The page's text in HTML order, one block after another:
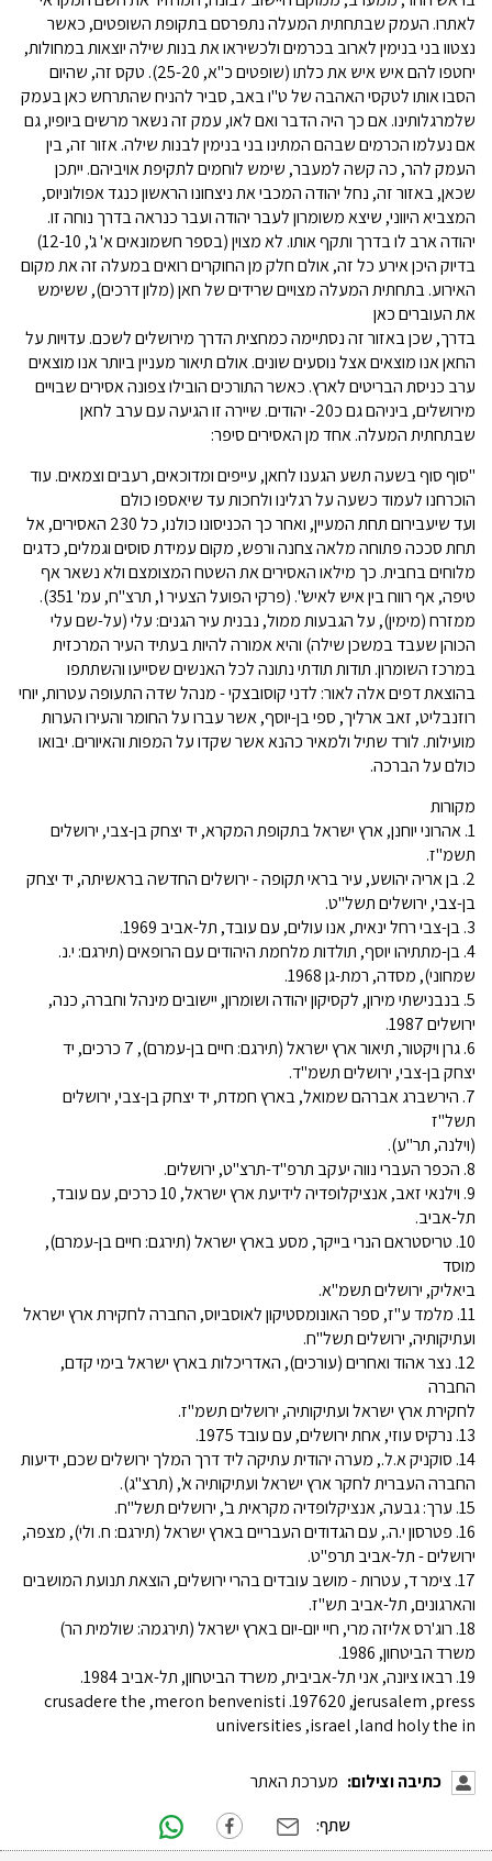
כתיבה וצילום: מערכת האתר
שתף:
לאתרו. העמק שבתחתית המעלה נתפרסם בתקופת השופטים, כאשר
נצטוו בני בנימין לארוב בכרמים ולכשיראו את בנות שילה יוצאות במחולות,
יחטפו להם איש איש את כלתו (שופטים כ"א, 25-20). טקס זה, שהיום
הסבו אותו לטקסי האהבה של ט"ו באב, סביר להניח שהתרחש כאן בעמק
שלמרגלותינו. אם כך היה הדבר ואם לאו, עמק זה נשאר מרשים ביופיו, גם
אם נעלמו הכרמים שבהם המתינו בני בנימין לבנות שילה. אזור זה, בין
העמק להר, כה קשה למעבר, שימש לוחמים לתקיפת אויביהם. ייתכן
שכאן, באזור זה, נחל יהודה המכבי את ניצחונו הראשון כנגד אפולוניוס,
המצביא היווני, שיצא משומרון לעבר יהודה ועבר כנראה בדרך נוחה זו.
יהודה ארב לו בדרך ותקף אותו. לא מצוין (בספר חשמונאים א' ג', 12-10)
בדיוק היכן אירע כל זה, אולם חלק מן החוקרים רואים במעלה זה את מקום
האירוע. בתחתית המעלה מצויים שרידים של חאן (מלון דרכים), ששימש
את העוברים כאן
בדרך, שכן באזור זה נסתיימה כמחצית הדרך מירושלים לשכם. עדויות על
החאן אנו מוצאים אצל נוסעים שונים. אולם תיאור מעניין ביותר אנו מוצאים
ערב כניסת הבריטים לארץ. כאשר התורכים הובילו צפונה אסירים שבויים
מירושלים, ביניהם גם כ20- יהודים. שיירה זו הגיעה עם ערב לחאן
שבתחתית המעלה. אחד מן האסירים סיפר:
"סוף סוף בשעה תשע הגענו לחאן, עייפים ומדוכאים, רעבים וצמאים. עוד
הוכרחנו לעמוד כשעה על רגלינו ולחכות עד שיאספו כולם
ועד שיעבירום תחת המעיין, ואחר כך הכניסונו כולנו, כל 230 האסירים, אל
תחת סככה פתוחה מלאה צחנה ורפש, מקום עמידת סוסים וגמלים, כדגים
מלוחים בחבית. כך מילאו האסירים את השטח המצומצם ולא נשאר אף
טיפה, אף רווח בין איש לאיש". (פרקי הפועל הצעיר ו', תרצ"ח, עמ' 351).
ממזרח (מימין), על הגבעות ממול, נבנית עיר הגנים: עלי (על-שם עלי
הכוהן שעבד במשכן שילה) והיא אמורה להיות בעתיד העיר המרכזית
במרכז השומרון. תודות תודתי נתונה לכל האנשים שסייעו והשתתפו
בהוצאת דפים אלה לאור: לדני קוסובצקי - מנהל שדה התעופה עטרות, יוחי
רוזנבליט, זאב ארליך, ספי בן-יוסף, אשר עברו על החומר והעירו הערות
מועילות. לורד שתיל ולמאיר כהנא אשר שקדו על המפות והאיורים. יבואו
כולם על הברכה.
מקורות
1. אהרוני יוחנן, ארץ ישראל בתקופת המקרא, יד יצחק בן-צבי, ירושלים
תשמ"ז.
2. בן אריה יהושע, עיר בראי תקופה - ירושלים החדשה בראשיתה, יד יצחק
בן-צבי, ירושלים תשל"ט.
3. בן-צבי רחל ינאית, אנו עולים, עם עובד, תל-אביב 1969.
4. בן-מתתיהו יוסף, תולדות מלחמת היהודים עם הרופאים (תירגם: י.נ.
שמחוני), מסדה, רמת-גן 1968.
5. בנבנישתי מירון, לקסיקון יהודה ושומרון, יישובים מינהל וחברה, כנה,
ירושלים 1987.
6. גרן ויקטור, תיאור ארץ ישראל (תירגם: חיים בן-עמרם), 7 כרכים, יד
יצחק בן-צבי, ירושלים תשמ"ד.
7. הירשברג אברהם שמואל, בארץ חמדת, יד יצחק בן-צבי, ירושלים
תשל"ז
(וילנה, תר"ע).
8. הכפר העברי נווה יעקב תרפ"ד-תרצ"ט, ירושלים.
9. וילנאי זאב, אנציקלופדיה לידיעת ארץ ישראל, 10 כרכים, עם עובד,
תל-אביב.
10. טריסטראם הנרי בייקר, מסע בארץ ישראל (תירגם: חיים בן-עמרם),
מוסד
ביאליק, ירושלים תשמ"א.
11. מלמד ע"ז, ספר האונומסטיקון לאוסביוס, החברה לחקירת ארץ ישראל
ועתיקותיה, ירושלים תשל"ח.
12. נצר אהוד ואחרים (עורכים), האדריכלות בארץ ישראל בימי קדם,
החברה
לחקירת ארץ ישראל ועתיקותיה, ירושלים תשמ"ז.
13. נרקיס עוזי, אחת ירושלים, עם עובד 1975.
14. סוקניק א.ל., מערה יהודית עתיקה ליד דרך המלך ירושלים שכם, ידיעות
החברה העברית לחקר ארץ ישראל ועתיקותיה א', (תרצ"ג).
15. ערך: גבעה, אנציקלופדיה מקראית ב', ירושלים תשל"ח.
16. פטרסון י.ה., עם הגדודים העבריים בארץ ישראל (תירגם: ח. ולי), מצפה,
ירושלים - תל-אביב תרפ"ט.
17. צימר ד, עטרות - מושב עובדים בהרי ירושלים, הוצאת תנועת המושבים
והארגונים, תל-אביב תש"ז.
18. רוג'רס אליזה מרי, חיי יום-יום בארץ ישראל (תירגמה: שולמית הר)
משרד הביטחון, 1986.
19. רבאו ציונה, אני תל-אביבית, משרד הביטחון, תל-אביב 1984.
crusadere the ,meron benvenisti .197620 ,jerusalem ,press
universities ,israel ,land holy the in